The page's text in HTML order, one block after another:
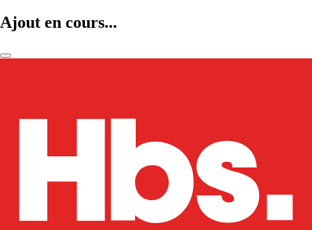
Ajout en cours...